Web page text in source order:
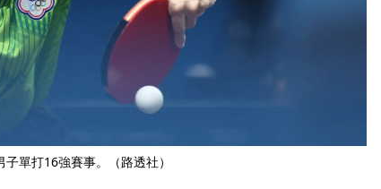
單打16強賽事。（路透社）